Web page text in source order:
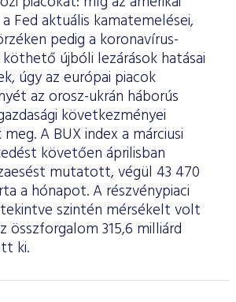
Fed aktuális kamatemelései,
pedig a koronavírus-
újbóli lezárások hatásai
úgy az európai piacok
az orosz-ukrán háborús
következményei
A BUX index a márciusi
követően áprilisban
mutatott, végül 43 470
a hónapot. A részvénypiaci
szintén mérsékelt volt
összforgalom 315,6 milliárd
ki.